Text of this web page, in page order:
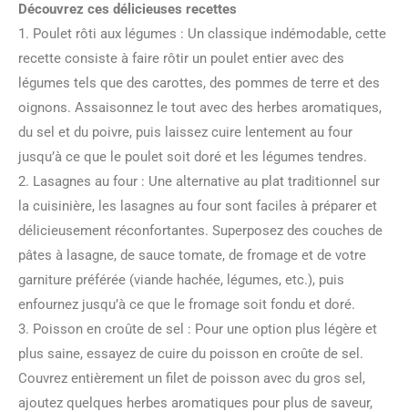
Découvrez ces délicieuses recettes
1. Poulet rôti aux légumes : Un classique indémodable, cette
recette consiste à faire rôtir un poulet entier avec des
légumes tels que des carottes, des pommes de terre et des
oignons. Assaisonnez le tout avec des herbes aromatiques,
du sel et du poivre, puis laissez cuire lentement au four
jusqu’à ce que le poulet soit doré et les légumes tendres.
2. Lasagnes au four : Une alternative au plat traditionnel sur
la cuisinière, les lasagnes au four sont faciles à préparer et
délicieusement réconfortantes. Superposez des couches de
pâtes à lasagne, de sauce tomate, de fromage et de votre
garniture préférée (viande hachée, légumes, etc.), puis
enfournez jusqu’à ce que le fromage soit fondu et doré.
3. Poisson en croûte de sel : Pour une option plus légère et
plus saine, essayez de cuire du poisson en croûte de sel.
Couvrez entièrement un filet de poisson avec du gros sel,
ajoutez quelques herbes aromatiques pour plus de saveur,